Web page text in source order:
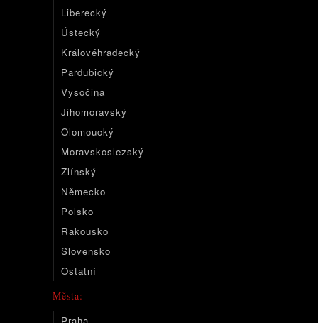
Liberecký
Ústecký
Královéhradecký
Pardubický
Vysočina
Jihomoravský
Olomoucký
Moravskoslezský
Zlínský
Německo
Polsko
Rakousko
Slovensko
Ostatní
Města: